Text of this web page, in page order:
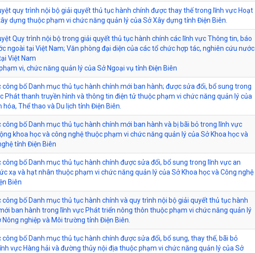
quy trình nội bộ giải quyết thủ tục hành chính được thay thế trong lĩnh vực Hoạt
dựng thuộc phạm vi chức năng quản lý của Sở Xây dựng tỉnh Điện Biên.
Quy trình nội bộ trong giải quyết thủ tục hành chính các lĩnh vực Thông tin, báo
ngoài tại Việt Nam; Văn phòng đại diện của các tổ chức hợp tác, nghiên cứu nước
Việt Nam
vi, chức năng quản lý của Sở Ngoại vụ tỉnh Điện Biên
công bố Danh mục thủ tục hành chính mới ban hành; được sửa đổi, bổ sung trong
Phát thanh truyền hình và thông tin điện tử thuộc phạm vi chức năng quản lý của
hóa, Thể thao và Du lịch tỉnh Điện Biên.
công bố Danh mục thủ tục hành chính mới ban hành và bị bãi bỏ trong lĩnh vực
khoa học và công nghệ thuộc phạm vi chức năng quản lý của Sở Khoa học và
tỉnh Điện Biên
công bố Danh mục thủ tục hành chính được sửa đổi, bổ sung trong lĩnh vực an
xạ và hạt nhân thuộc phạm vi chức năng quản lý của Sở Khoa học và Công nghệ
Biên
công bố Danh mục thủ tục hành chính và quy trình nội bộ giải quyết thủ tục hành
ban hành trong lĩnh vực Phát triển nông thôn thuộc phạm vi chức năng quản lý
Nông nghiệp và Môi trường tỉnh Điện Biên.
công bố Danh mục thủ tục hành chính được sửa đổi, bổ sung, thay thế, bãi bỏ
vực Hàng hải và đường thủy nội địa thuộc phạm vi chức năng quản lý của Sở